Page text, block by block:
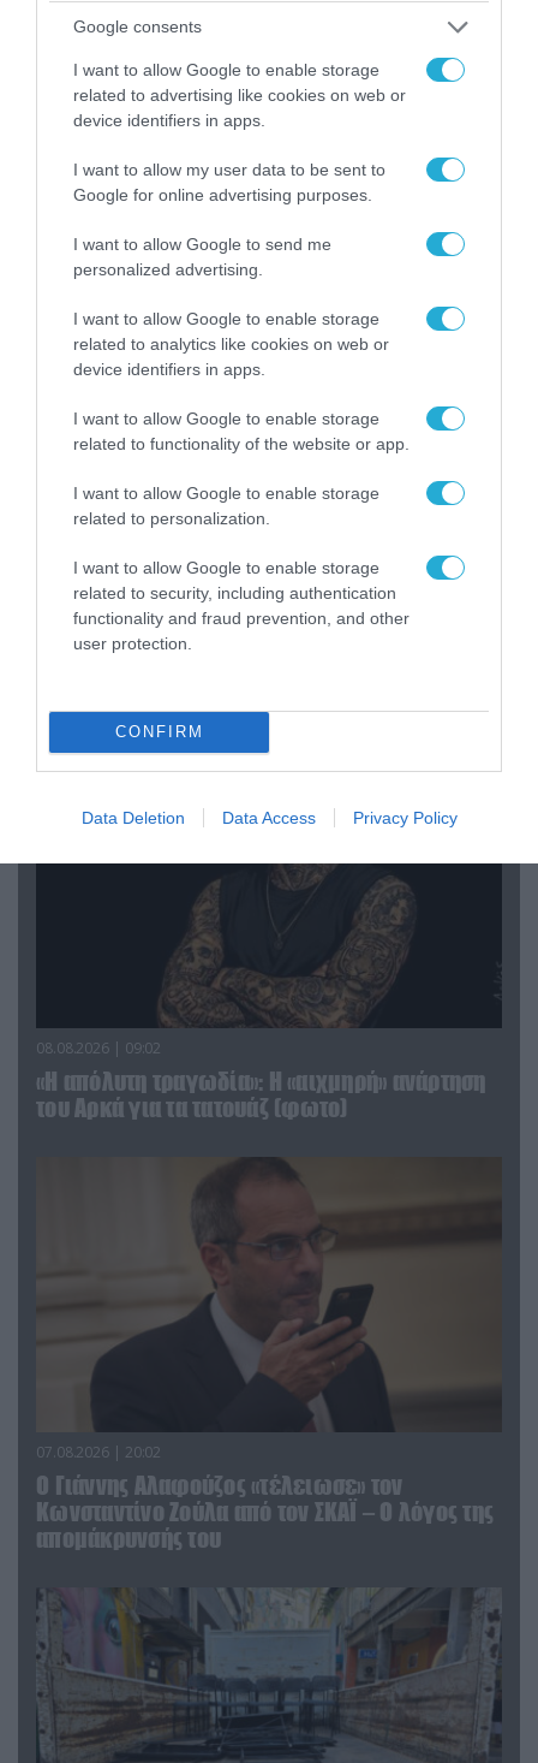
Google consents
I want to allow Google to enable storage
related to advertising like cookies on web or
device identifiers in apps.
I want to allow my user data to be sent to
Google for online advertising purposes.
I want to allow Google to send me
personalized advertising.
I want to allow Google to enable storage
related to analytics like cookies on web or
device identifiers in apps.
I want to allow Google to enable storage
related to functionality of the website or app.
I want to allow Google to enable storage
related to personalization.
I want to allow Google to enable storage
related to security, including authentication
functionality and fraud prevention, and other
user protection.
CONFIRM
Data Deletion Data Access Privacy Policy
09.08.2026 | 22:02
Αυξάνεται η ρωσική ναυτική παρουσία γύρω
ΠΟΛΙΤΙΚΗ
09.08.2026 | 17:02
έχει συνέχεια και συνέπεια»
08.08.2026 | 09:02
«Η απόλυτη τραγωδία»: Η «αιχμηρή» ανάρτηση
του Αρκά για τα τατουάζ (φωτο)
07.08.2026 | 20:02
Ο Γιάννης Αλαφούζος «τέλειωσε» τον
Κωνσταντίνο Ζούλα από τον ΣΚΑΪ – Ο λόγος της
απομάκρυνσής του